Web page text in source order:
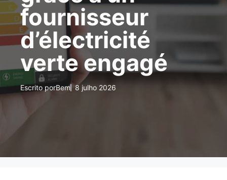
fournisseur
d’électricité
verte engagé
Escrito porBem 8 julho 2026